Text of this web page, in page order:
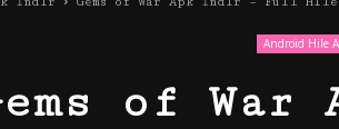
Android Hile
of